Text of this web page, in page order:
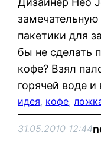
пакетики для
бы не сделать
кофе? Взял
горячей воде
идея, кофе,
31.05.2010 12:44